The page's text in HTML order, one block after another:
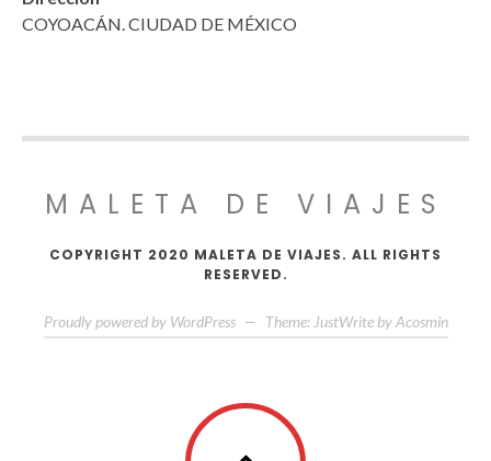
COYOACÁN. CIUDAD DE MÉXICO
MALETA DE VIAJES
COPYRIGHT 2020 MALETA DE VIAJES. ALL RIGHTS
RESERVED.
Proudly powered by WordPress — Theme: JustWrite by Acosmin